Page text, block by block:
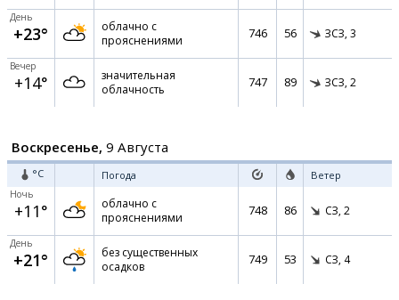
День
+23°
облачно с
прояснениями
746 56 ЗСЗ, 3
Вечер
+14°
значительная
облачность
747 89 ЗСЗ, 2
Воскресенье, 9 Августа
°C Погода Ветер
Ночь
+11°
облачно с
прояснениями
748 86 СЗ, 2
День
+21°
без существенных
осадков
749 53 СЗ, 4